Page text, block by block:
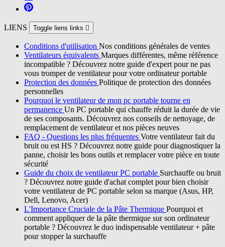
LIENS Toggle liens links 
Conditions d'utilisation Nos conditions générales de ventes
Ventilateurs équivalents Marques différentes, même référence
incompatible ? Découvrez notre guide d'expert pour ne pas
vous tromper de ventilateur pour votre ordinateur portable
Protection des données Politique de protection des données
personnelles
Pourquoi le ventilateur de mon pc portable tourne en
permanence Un PC portable qui chauffe réduit la durée de vie
de ses composants. Découvrez nos conseils de nettoyage, de
remplacement de ventilateur et nos pièces neuves
FAQ - Questions les plus fréquentes Votre ventilateur fait du
bruit ou est HS ? Découvrez notre guide pour diagnostiquer la
panne, choisir les bons outils et remplacer votre pièce en toute
sécurité
Guide du choix de ventilateur PC portable Surchauffe ou bruit
? Découvrez notre guide d'achat complet pour bien choisir
votre ventilateur de PC portable selon sa marque (Asus, HP,
Dell, Lenovo, Acer)
L'Importance Cruciale de la Pâte Thermique Pourquoi et
comment appliquer de la pâte thermique sur son ordinateur
portable ? Découvrez le duo indispensable ventilateur + pâte
pour stopper la surchauffe